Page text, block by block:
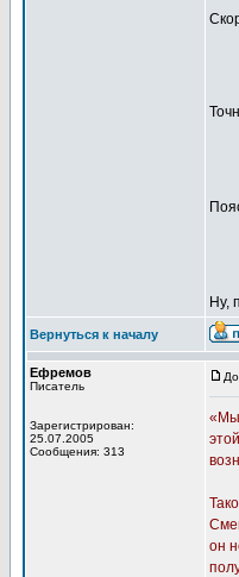
Ну,
Вернуться к началу
Ефремов
Писатель
Зарегистрирован:
25.07.2005
Сообщения: 313
«Мы
он